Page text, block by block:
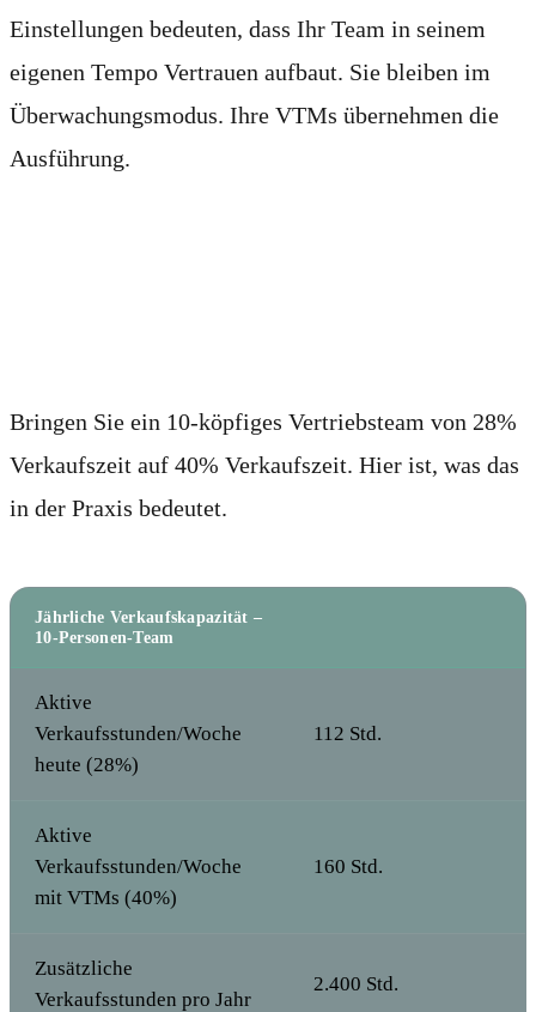
Einstellungen bedeuten, dass Ihr Team in seinem
eigenen Tempo Vertrauen aufbaut. Sie bleiben im
Überwachungsmodus. Ihre VTMs übernehmen die
Ausführung.
Bringen Sie ein 10-köpfiges Vertriebsteam von 28%
Verkaufszeit auf 40% Verkaufszeit. Hier ist, was das
in der Praxis bedeutet.
Jährliche Verkaufskapazität –
10-Personen-Team
Aktive
Verkaufsstunden/Woche
heute (28%)
112 Std.
Aktive
Verkaufsstunden/Woche
mit VTMs (40%)
160 Std.
Zusätzliche
Verkaufsstunden pro Jahr
2.400 Std.